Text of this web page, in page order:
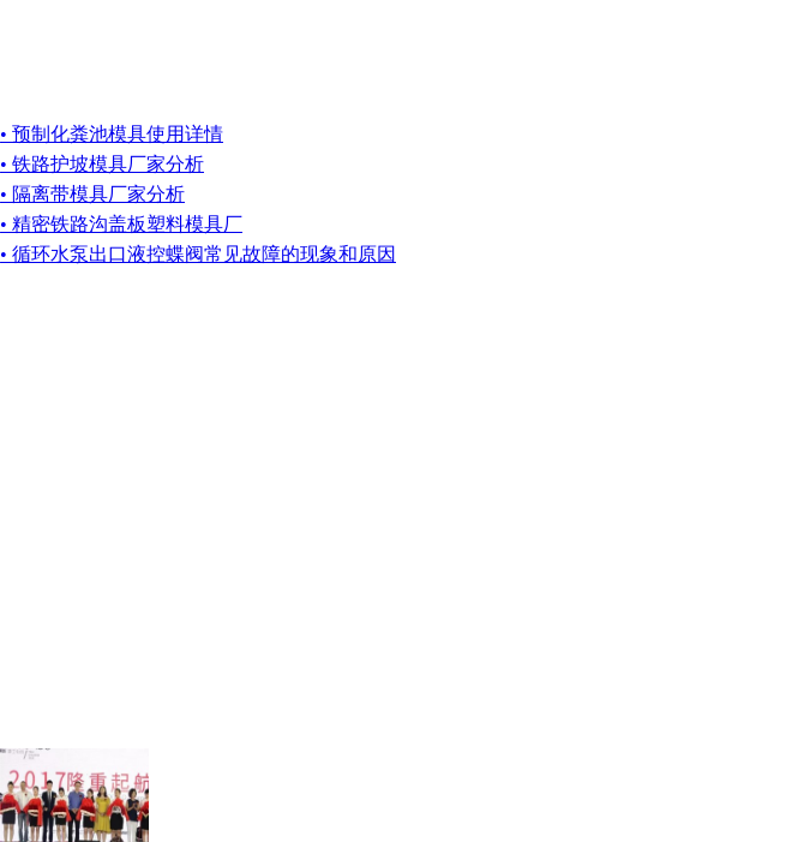
• 预制化粪池模具使用详情
• 铁路护坡模具厂家分析
• 隔离带模具厂家分析
• 精密铁路沟盖板塑料模具厂
• 循环水泵出口液控蝶阀常见故障的现象和原因